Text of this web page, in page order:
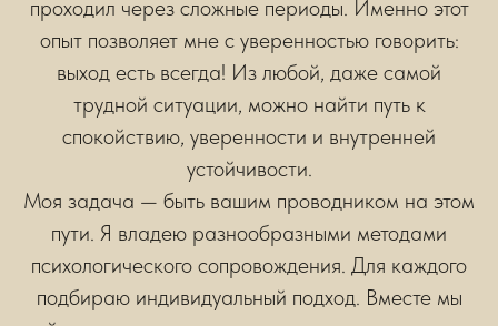
проходил через сложные периоды. Именно этот
опыт позволяет мне с уверенностью говорить:
выход есть всегда! Из любой, даже самой
трудной ситуации, можно найти путь к
спокойствию, уверенности и внутренней
устойчивости.
Моя задача — быть вашим проводником на этом
пути. Я владею разнообразными методами
психологического сопровождения. Для каждого
подбираю индивидуальный подход. Вместе мы